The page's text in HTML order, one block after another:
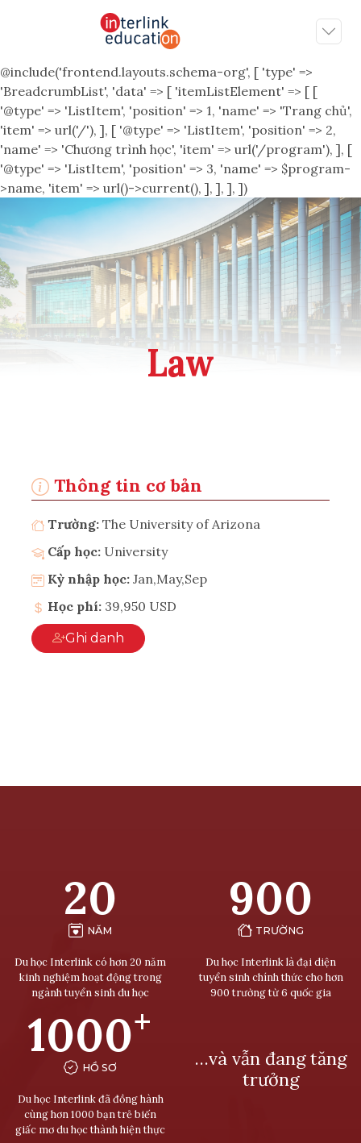
@include('frontend.layouts.schema-org', [ 'type' =>
'BreadcrumbList', 'data' => [ 'itemListElement' => [ [
'@type' => 'ListItem', 'position' => 1, 'name' => 'Trang chủ',
'item' => url('/'), ], [ '@type' => 'ListItem', 'position' => 2,
'name' => 'Chương trình học', 'item' => url('/program'), ], [
'@type' => 'ListItem', 'position' => 3, 'name' => $program-
>name, 'item' => url()->current(), ], ], ], ])
Law
Thông tin cơ bản
Trường: The University of Arizona
Cấp học: University
Kỳ nhập học: Jan,May,Sep
Học phí: 39,950 USD
Ghi danh
20
NĂM
Du học Interlink có hơn 20 năm
kinh nghiệm hoạt động trong
ngành tuyển sinh du học
900
TRƯỜNG
Du học Interlink là đại diện
tuyển sinh chính thức cho hơn
900 trường từ 6 quốc gia
1000+
HỒ SƠ
Du học Interlink đã đồng hành
cùng hơn 1000 bạn trẻ biến
giấc mơ du học thành hiện thực
…và vẫn đang tăng
trưởng